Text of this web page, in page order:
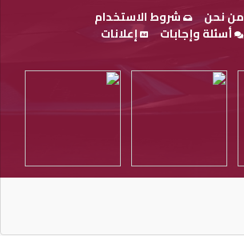
من نحن
شروط الاستخدام
أسئلة وإجابات إعلانات